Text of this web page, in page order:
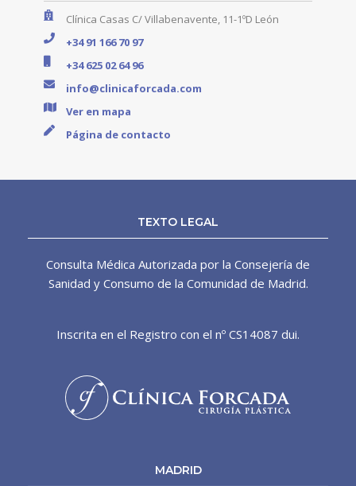
Clínica Casas C/ Villabenavente, 11-1ºD León
+34 91 166 70 97
+34 625 02 64 96
info@clinicaforcada.com
Ver en mapa
Página de contacto
TEXTO LEGAL
Consulta Médica Autorizada por la Consejería de
Sanidad y Consumo de la Comunidad de Madrid.
Inscrita en el Registro con el nº CS14087 dui.
MADRID